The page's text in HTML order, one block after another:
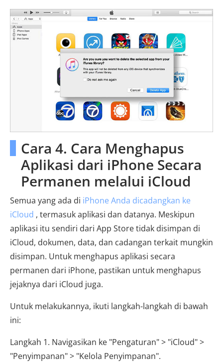
Cara 4. Cara Menghapus
Aplikasi dari iPhone Secara
Permanen melalui iCloud
Semua yang ada di iPhone Anda dicadangkan ke
iCloud , termasuk aplikasi dan datanya. Meskipun
aplikasi itu sendiri dari App Store tidak disimpan di
iCloud, dokumen, data, dan cadangan terkait mungkin
disimpan. Untuk menghapus aplikasi secara
permanen dari iPhone, pastikan untuk menghapus
jejaknya dari iCloud juga.
Untuk melakukannya, ikuti langkah-langkah di bawah
ini:
Langkah 1. Navigasikan ke "Pengaturan" > "iCloud" >
"Penyimpanan" > "Kelola Penyimpanan".